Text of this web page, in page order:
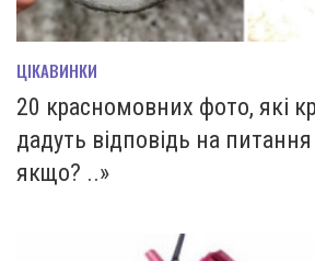
ЦІКАВИНКИ
20 красномовних фото, які
дадуть відповідь на
якщо? ..»